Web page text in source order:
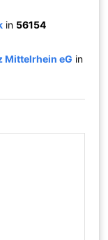
in 56154
Mittelrhein eG in